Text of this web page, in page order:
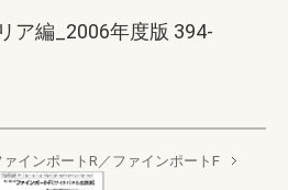
ア編_2006年度版 394-
ンポートR／ファインポートF